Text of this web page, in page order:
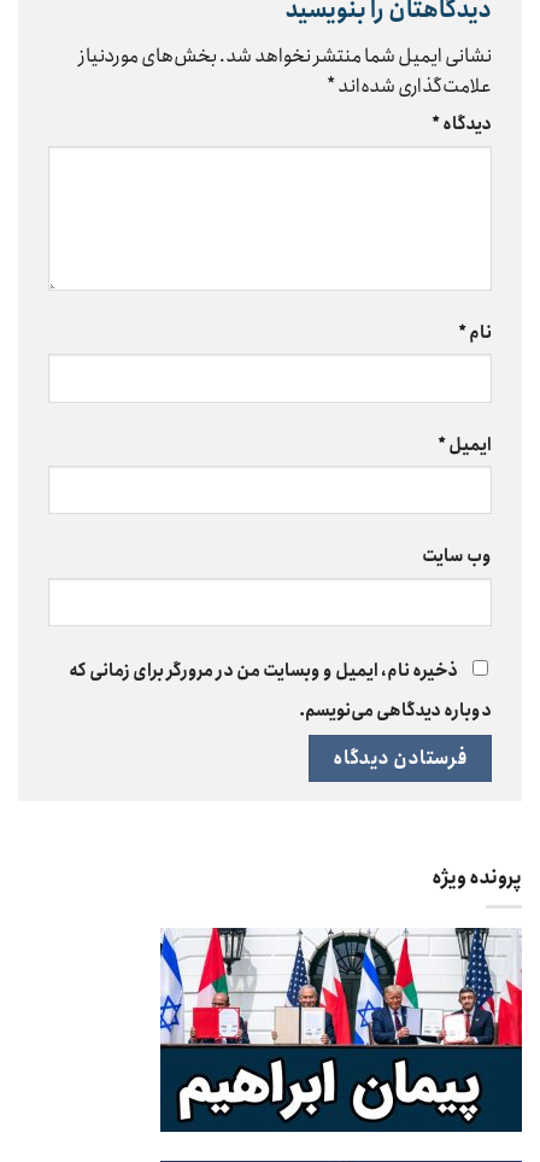
دیدگاهتان را بنویسید
نشانی ایمیل شما منتشر نخواهد شد.بخش‌های موردنیاز
علامت‌گذاری شده‌اند*
دیدگاه*
نام*
ایمیل*
وب‌ سایت
ذخیره نام، ایمیل و وبسایت من در مرورگر برای زمانی که
دوباره دیدگاهی می‌نویسم.
پرونده ویژه